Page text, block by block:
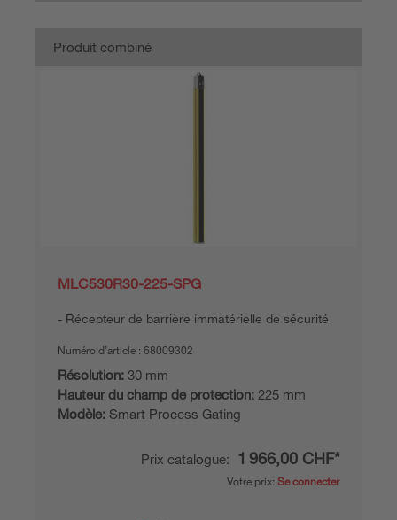
Produit combiné
MLC530R30-225-SPG
Récepteur de barrière immatérielle de sécurité
Numéro d’article : 68009302
Résolution: 30 mm
Hauteur du champ de protection: 225 mm
Modèle: Smart Process Gating
Prix catalogue: 1 966,00 CHF*
Votre prix: Se connecter